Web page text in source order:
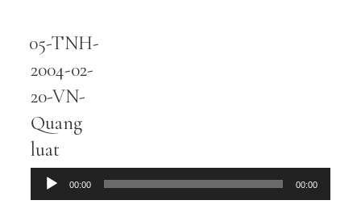
05-TNH-
2004-02-
20-VN-
Quang
luat
00:00 00:00